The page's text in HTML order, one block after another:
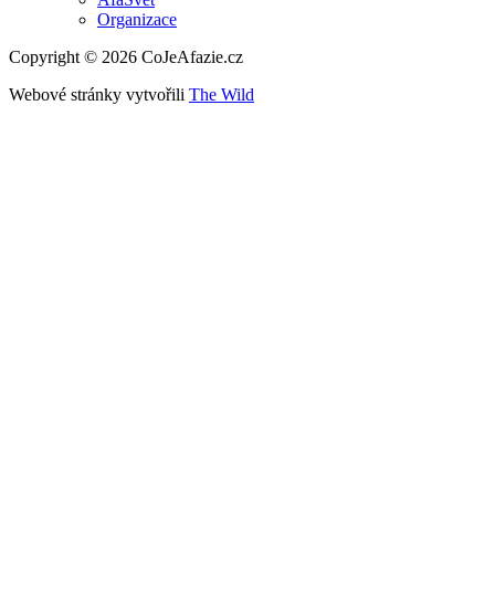
Organizace
Copyright © 2026 CoJeAfazie.cz
Webové stránky vytvořili The Wild